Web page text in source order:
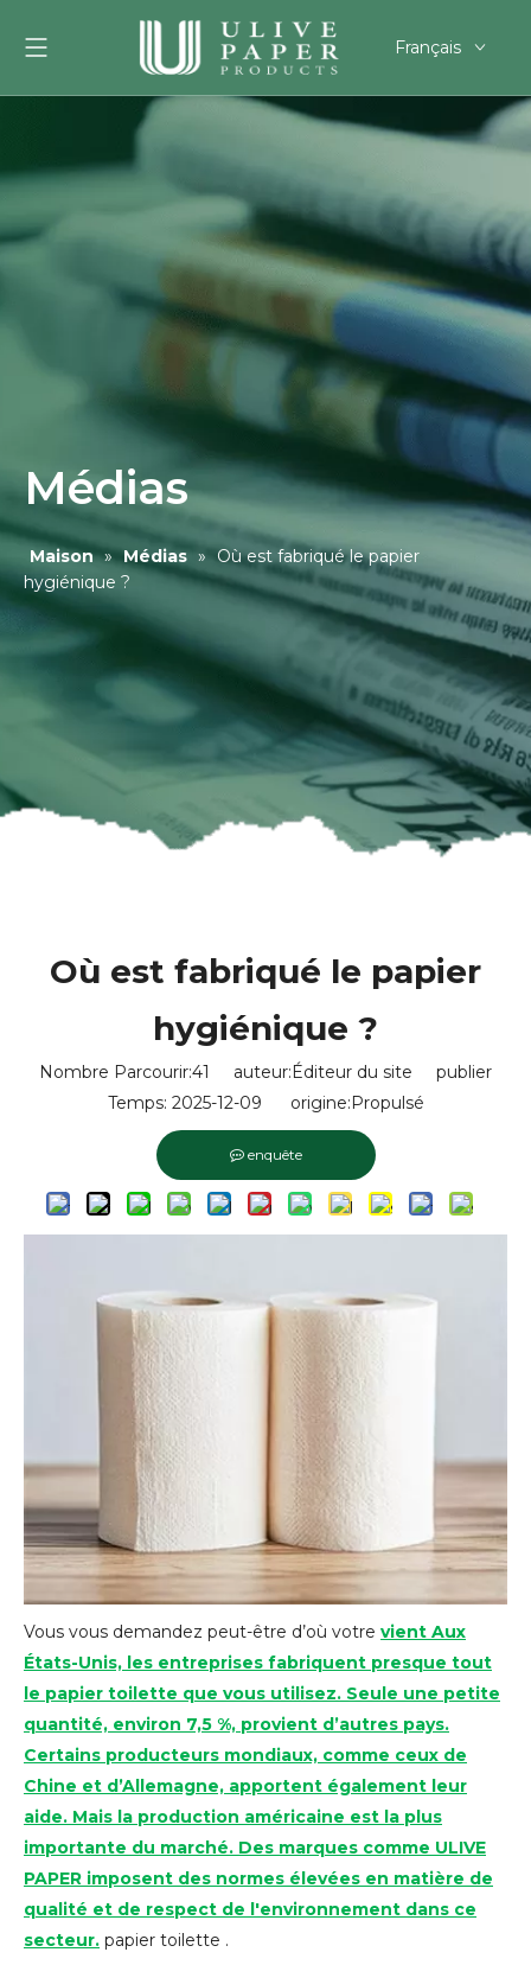
Français
Deutsch
한국어
Filipino
Médias
Maison » Médias »
Où est fabriqué le papier
hygiénique ?
Où est fabriqué le papier
hygiénique ?
Nombre Parcourir:41
auteur:Éditeur du site publier
Temps: 2025-12-09 origine:Propulsé
enquête
Vous vous demandez peut-être d’où votre vient Aux
États-Unis, les entreprises fabriquent presque tout
le papier toilette que vous utilisez. Seule une petite
quantité, environ 7,5 %, provient d’autres pays.
Certains producteurs mondiaux, comme ceux de
Chine et d’Allemagne, apportent également leur
aide. Mais la production américaine est la plus
importante du marché. Des marques comme ULIVE
PAPER imposent des normes élevées en matière de
qualité et de respect de l'environnement dans ce
secteur. papier toilette .